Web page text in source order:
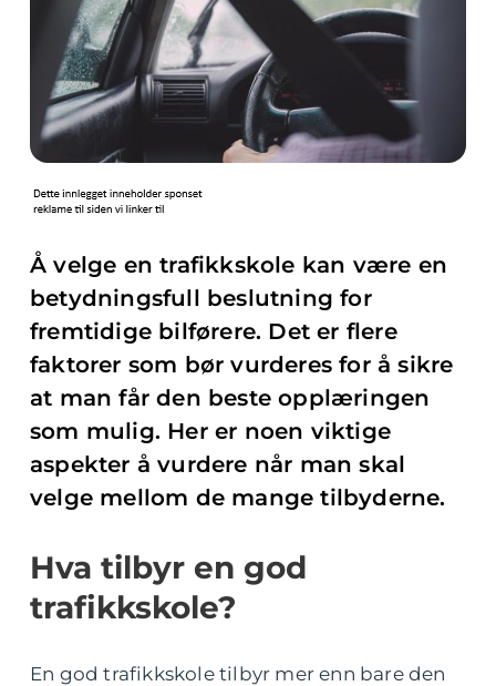
Å velge en trafikkskole kan være en
betydningsfull beslutning for
fremtidige bilførere. Det er flere
faktorer som bør vurderes for å sikre
at man får den beste opplæringen
som mulig. Her er noen viktige
aspekter å vurdere når man skal
velge mellom de mange tilbyderne.
Hva tilbyr en god
trafikkskole?
En god trafikkskole tilbyr mer enn bare den